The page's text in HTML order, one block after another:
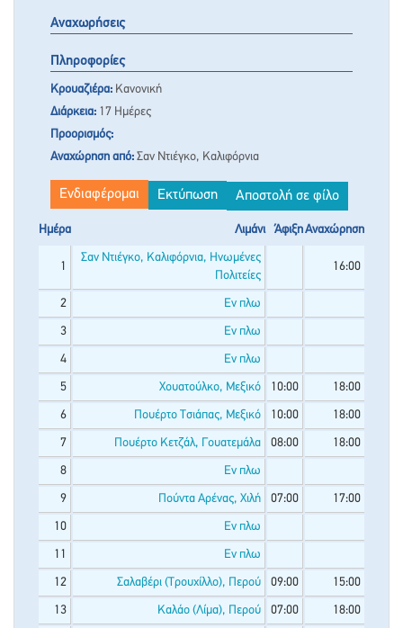
Αναχωρήσεις
Πληροφορίες
Κρουαζιέρα: Κανονική
Διάρκεια: 17 Ημέρες
Προορισμός:
Αναχώρηση από: Σαν Ντιέγκο, Καλιφόρνια
Ενδιαφέρομαι Εκτύπωση Αποστολή σε φίλο
Ημέρα Λιμάνι ΆφιξηΑναχώρηση
1
Σαν Ντιέγκο, Καλιφόρνια, Ηνωμένες
Πολιτείες
16:00
2 Εν πλω
3 Εν πλω
4 Εν πλω
5 Χουατούλκο, Μεξικό 10:00 18:00
6 Πουέρτο Τσιάπας, Μεξικό 10:00 18:00
7 Πουέρτο Κετζάλ, Γουατεμάλα 08:00 18:00
8 Εν πλω
9 Πούντα Αρένας, Χιλή 07:00 17:00
10 Εν πλω
11 Εν πλω
12 Σαλαβέρι (Τρουχίλλο), Περού 09:00 15:00
13 Καλάο (Λίμα), Περού 07:00 18:00